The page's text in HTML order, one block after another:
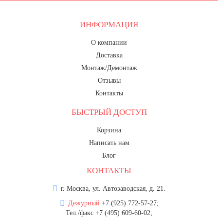
14 февраля, День Святого
1 марта, День Бабушек
ИНФОРМАЦИЯ
О компании
Доставка
Монтаж/Демонтаж
Отзывы
Контакты
БЫСТРЫЙ ДОСТУП
Корзина
Написать нам
Блог
КОНТАКТЫ
г. Москва, ул. Автозаводская, д. 21.
Дежурный +7 (925) 772-57-27;
Тел./факс +7 (495) 609-60-02;